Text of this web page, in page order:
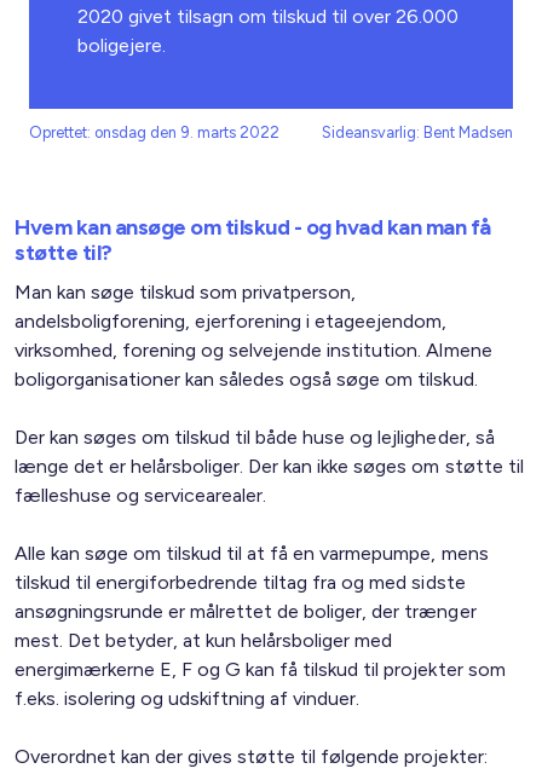
2020 givet tilsagn om tilskud til over 26.000
boligejere.
Oprettet: onsdag den 9. marts 2022 Sideansvarlig: Bent Madsen
Hvem kan ansøge om tilskud - og hvad kan man få
støtte til?
Man kan søge tilskud som privatperson,
andelsboligforening, ejerforening i etageejendom,
virksomhed, forening og selvejende institution. Almene
boligorganisationer kan således også søge om tilskud.
Der kan søges om tilskud til både huse og lejligheder, så
længe det er helårsboliger. Der kan ikke søges om støtte til
fælleshuse og servicearealer.
Alle kan søge om tilskud til at få en varmepumpe, mens
tilskud til energiforbedrende tiltag fra og med sidste
ansøgningsrunde er målrettet de boliger, der trænger
mest. Det betyder, at kun helårsboliger med
energimærkerne E, F og G kan få tilskud til projekter som
f.eks. isolering og udskiftning af vinduer.
Overordnet kan der gives støtte til følgende projekter: